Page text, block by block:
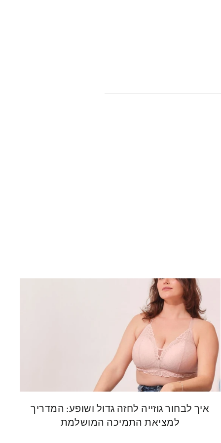
איך לבחור גוזייה לחזה גדול ושופע: המדריך
למציאת התמיכה המושלמת